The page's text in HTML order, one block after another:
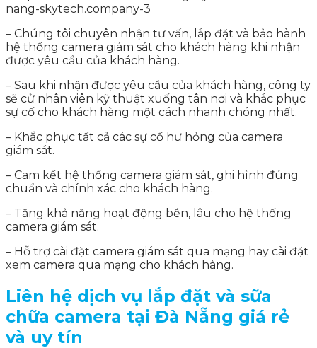
– Chúng tôi chuyên nhận tư vấn, lắp đặt và bảo hành
hệ thống camera giám sát cho khách hàng khi nhận
được yêu cầu của khách hàng.
– Sau khi nhận được yêu cầu của khách hàng, công ty
sẽ cử nhân viên kỹ thuật xuống tân nơi và khắc phục
sự cố cho khách hàng một cách nhanh chóng nhất.
– Khắc phục tất cả các sự cố hư hỏng của camera
giám sát.
– Cam kết hệ thống camera giám sát, ghi hình đúng
chuẩn và chính xác cho khách hàng.
– Tăng khả năng hoạt động bền, lâu cho hệ thống
camera giám sát.
– Hỗ trợ cài đặt camera giám sát qua mạng hay cài đặt
xem camera qua mạng cho khách hàng.
Liên hệ dịch vụ lắp đặt và sữa
chữa camera tại Đà Nẵng giá rẻ
và uy tín